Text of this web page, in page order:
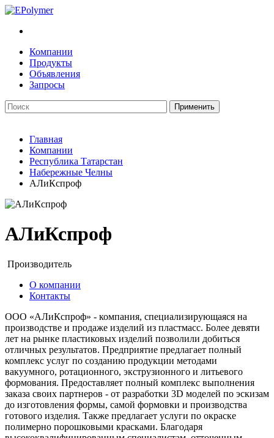
Компании
Продукты
Объявления
Запросы
Главная
Компании
Республика Татарстан
Набережные Челны
АЛиКспроф
АЛиКспроф
Производитель
О компании
Контакты
ООО «АЛиКспроф» - компания, специализирующаяся на
производстве и продаже изделий из пластмасс. Более девяти
лет на рынке пластиковых изделий позволили добиться
отличных результатов. Предприятие предлагает полный
комплекс услуг по созданию продукции методами
вакуумного, ротационного, экструзионного и литьевого
формования. Предоставляет полный комплекс выполнения
заказа своих партнеров - от разработки 3D моделей по эскизам
до изготовления формы, самой формовки и производства
готового изделия. Также предлагает услуги по окраске
полимерно порошковыми красками. Благодаря